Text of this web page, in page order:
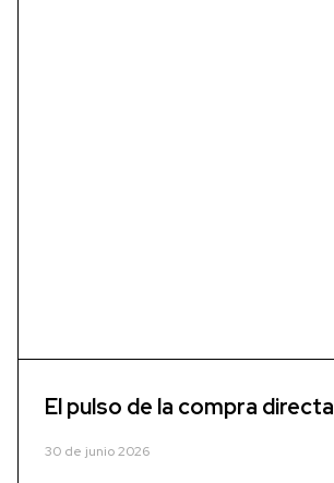
El pulso de la compra directa
30 de junio 2026